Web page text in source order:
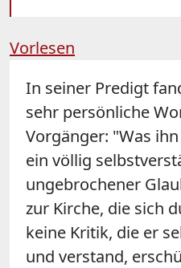
Vorlesen
In seiner Predigt
sehr persönliche
Vorgänger: "Was
ein völlig
ungebrochener
zur Kirche, die sich
keine Kritik, die er
und verstand,